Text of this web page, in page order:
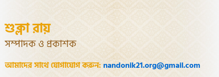
শুক্লা রায়
সম্পাদক ও প্রকাশক
আমাদের সাথে যোগাযোগ করুন: nandonik21.org@gmail.com